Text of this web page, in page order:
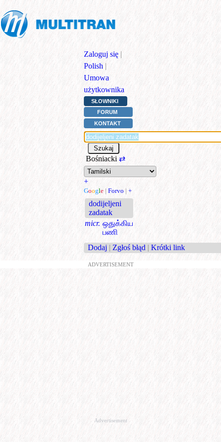
Zaloguj się |
Polish |
Umowa
użytkownika
SŁOWNIKI
FORUM
KONTAKT
Bośniacki ⇄
+
Google | Forvo | +
dodijeljeni
zadatak
micr. ஒதுக்கிய
பணி
Dodaj | Zgłoś błąd | Krótki link
ADVERTISEMENT
Advertisement